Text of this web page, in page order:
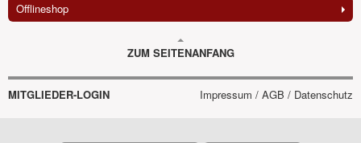
Offlineshop
ZUM SEITENANFANG
MITGLIEDER-LOGIN Impressum / AGB / Datenschutz